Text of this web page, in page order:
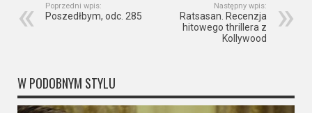
Poprzedni wpis:
Poszedłbym, odc. 285
Następny wpis:
Ratsasan. Recenzja
hitowego thrillera z
Kollywood
W PODOBNYM STYLU